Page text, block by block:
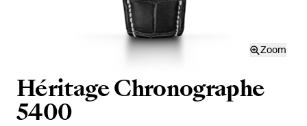
Zoom
Héritage Chronographe
5400